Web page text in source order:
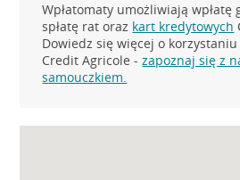
Wpłatomaty umożliwiają wpłatę
spłatę rat oraz kart kredytowych
Dowiedz się więcej o korzystaniu
Credit Agricole -zapoznaj się z
samouczkiem.